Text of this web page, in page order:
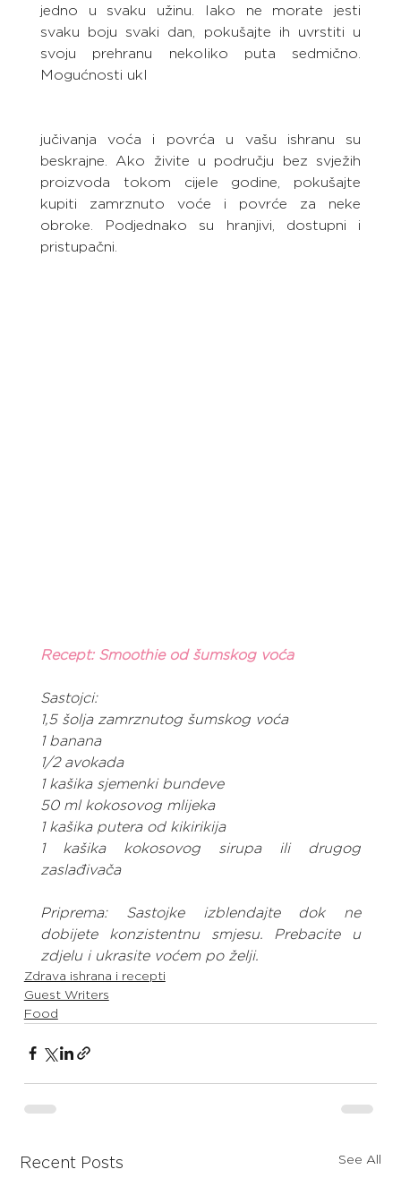
jedno u svaku užinu. Iako ne morate jesti
svaku boju svaki dan, pokušajte ih uvrstiti u
svoju prehranu nekoliko puta sedmično.
Mogućnosti ukl
jučivanja voća i povrća u vašu ishranu su
beskrajne. Ako živite u području bez svježih
proizvoda tokom cijele godine, pokušajte
kupiti zamrznuto voće i povrće za neke
obroke. Podjednako su hranjivi, dostupni i
pristupačni.
Recept: Smoothie od šumskog voća
Sastojci:
1,5 šolja zamrznutog šumskog voća
1 banana
1/2 avokada
1 kašika sjemenki bundeve
50 ml kokosovog mlijeka
1 kašika putera od kikirikija
1 kašika kokosovog sirupa ili drugog
zaslađivača
Priprema: Sastojke izblendajte dok ne
dobijete konzistentnu smjesu. Prebacite u
zdjelu i ukrasite voćem po želji.
Zdrava ishrana i recepti
Guest Writers
Food
Recent Posts See All